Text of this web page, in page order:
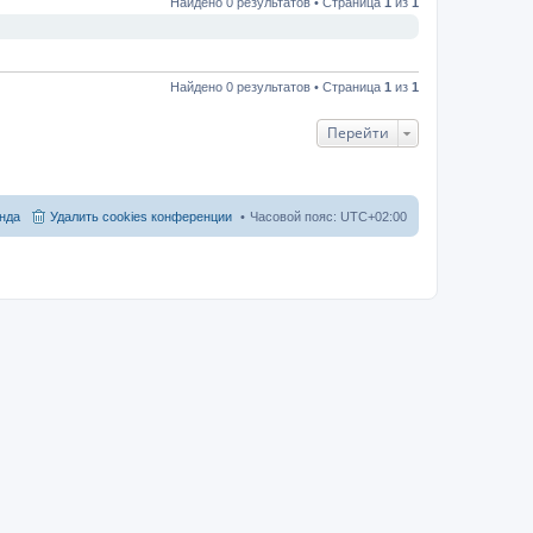
Найдено 0 результатов • Страница 1 из 1
Перейти
Часовой пояс: UTC+02:00
Удалить cookies конференции